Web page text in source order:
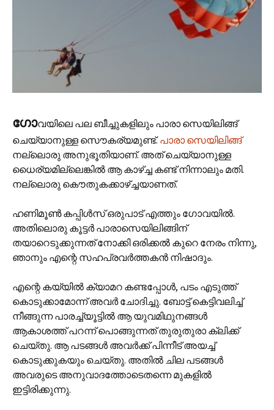
ഗോവയിലെ പല ബീച്ചുകളിലും പാരാ സെയിലിങ്ങ്
ചെയ്യാനുള്ള സൌകര്യമുണ്ട്.പാരാ സെയിലിങ്ങ്
നല്ലൊരു അനുഭൂതിയാണ്. അത് ചെയ്യാനുള്ള
ധൈര്യമില്ലെങ്കില്‍ ആ കാഴ്ച്ച കണ്ട് നിന്നാലും മതി.
നല്ലൊരു കൌതുകക്കാഴ്ച്ചയാണത്.
ഹണിമൂണ്‍ കപ്പിള്‍സ്‍ ഒരുപാട് എത്തും ഗോവയില്‍.
അതിലൊരു കൂട്ടര്‍ പാരാസെയിലിങ്ങിന്
തയാറെടുക്കുന്നത് നോക്കി ഒരിക്കല്‍ കുറെ നേരം നിന്നു,
ഞാനും എന്റെ സഹപ്രവര്‍ത്തകന്‍ നിഷാ‍ദും.
എന്റെ കയ്യില്‍ ക്യാമറ കണ്ടപ്പോള്‍, പടം എടുത്ത്
കൊടുക്കാമോന്ന് അവര്‍ ചോദിച്ചു. ബോട്ട് കെട്ടിവലിച്ച്
നീങ്ങുന്ന പാരച്ച്യൂട്ടില്‍ ആ യുവമിഥുനങ്ങള്‍
ആകാശത്ത് പറന്ന് പൊങ്ങുന്നത് തുരുതുരാ ക്ലിക്ക്
ചെയ്തു. ആ പടങ്ങള്‍ അവര്‍ക്ക് പിന്നീട് അയച്ച്
കൊടുക്കുകയും ചെയ്തു. അതില്‍ ചില പടങ്ങള്‍
അവരുടെ അനുവാദത്തോടെതന്നെ മുകളില്‍
ഇട്ടിരിക്കുന്നു.